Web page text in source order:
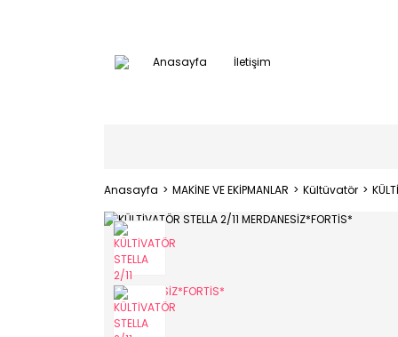
Anasayfa İletişim
Anasayfa MAKİNE VE EKİPMANLAR Kültüvatör